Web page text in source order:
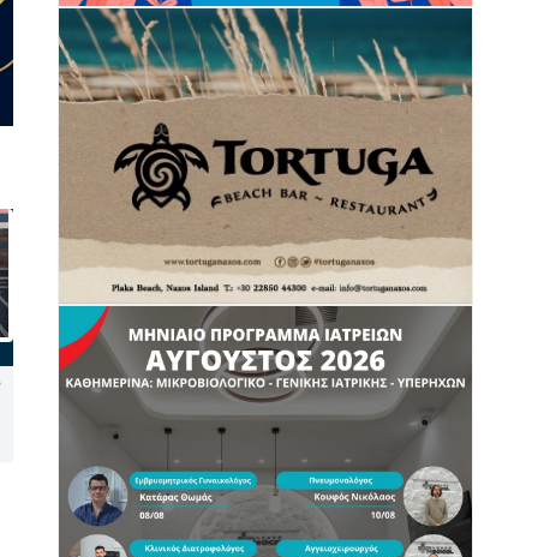
Μύκονος: Συνελήφθη
αστυνομικός για επικίνδυνη
οδήγηση και απείθεια
Έξοδος Αυγούστου: Γεμάτα
αναχωρούν τα πλοία για τα
νησιά του Αιγαίου